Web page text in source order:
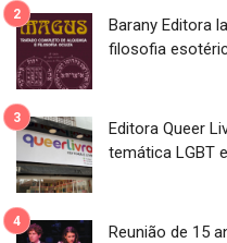
Barany Editora
filosofia
Editora Queer
temática LGBT
Reunião de 15